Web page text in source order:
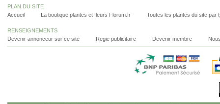
PLAN DU SITE
Accueil
La boutique plantes et fleurs Florum.fr Toutes les plantes du site par
RENSEIGNEMENTS
Devenir annonceur sur ce site
Regie publicitaire Devenir membre